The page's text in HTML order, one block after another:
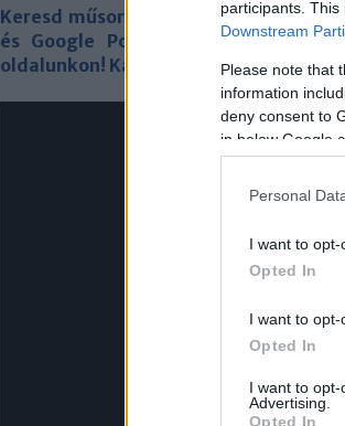
participants.
Downstream
Please note that
information
deny consent to
in below Google
Personal
I want to opt-
Opted In
I want to opt-
Opted In
I want to
Advertising.
Opted In
Keresd műsorainkat a Facebookon,
és Google Podcasts-en, valamint
oldalunkon! Kattins és válassz